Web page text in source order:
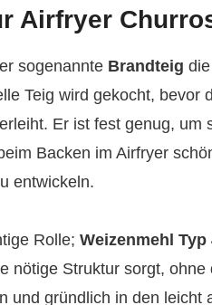
Airfryer
sogenannte Brandteig
Teig wird gekocht, bevor
Er ist fest genug, um
Backen im Airfryer
entwickeln.
Rolle; Weizenmehl Typ
nötige Struktur sorgt, ohne
und gründlich in den leicht